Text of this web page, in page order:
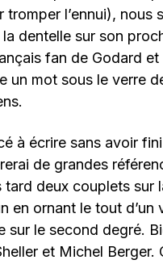
l’ennui), nous
dentelle sur son
fan de Godard
un mot sous le verre
à écrire sans avoir
de grandes
tard deux couplets
en ornant le tout
sur le second degré.
et Michel Berger.